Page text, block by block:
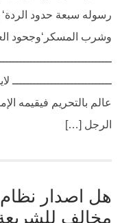
رسوله سبعة حدود الردة‘
وشرب المسكر‘وجحود
عالم بالتحريم فيقيمه
الرجل […]
هل اصدار
مخالف